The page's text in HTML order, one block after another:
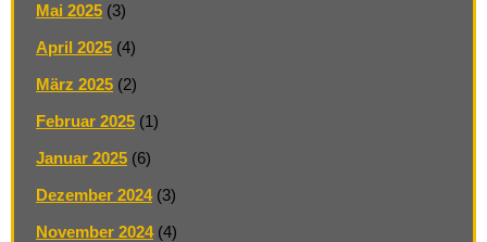
Mai 2025 (3)
April 2025 (4)
März 2025 (2)
Februar 2025 (1)
Januar 2025 (6)
Dezember 2024(3)
November 2024(4)